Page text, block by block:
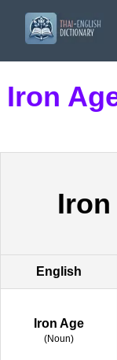
Iron
Iron
English
Iron Age
(Noun)